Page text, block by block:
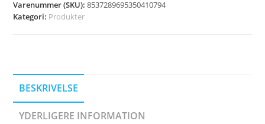
Varenummer (SKU):8537289695350410794
Kategori: Produkter
BESKRIVELSE
YDERLIGERE INFORMATION